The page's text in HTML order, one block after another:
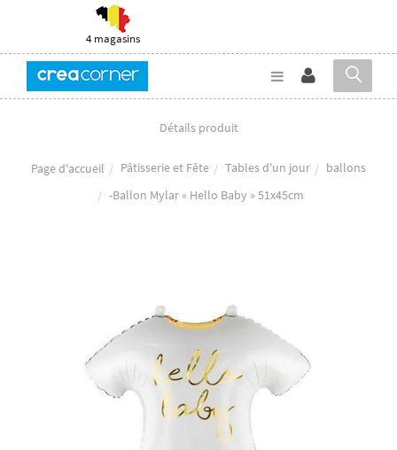
4 magasins
Détails produit
Page d'accueil Pâtisserie et Fête Tables d'un jour
ballons
-Ballon Mylar « Hello Baby » 51x45cm